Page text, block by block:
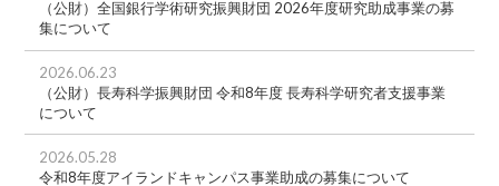
（公財）全国銀行学術研究振興財団 2026年度研究助成事業の募
集について
2026.06.23
（公財）長寿科学振興財団 令和8年度 長寿科学研究者支援事業
について
2026.05.28
令和8年度アイランドキャンパス事業助成の募集について